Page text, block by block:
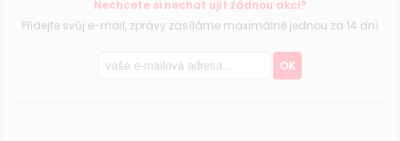
Nechcete si nechat ujít žádnou akci?
Přidejte svůj e-mail, zprávy zasíláme maximálně jednou za 14 dní
OK